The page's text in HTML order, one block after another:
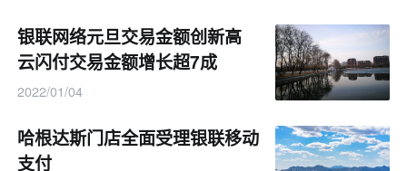
银联网络元旦交易金额创新高
云闪付交易金额增长超7成
2022/01/04
哈根达斯门店全面受理银联移动
支付